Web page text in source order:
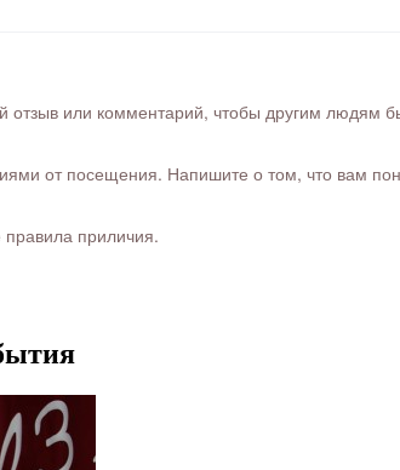
отзыв или комментарий, чтобы другим людям
от посещения. Напишите о том, что вам
правила приличия.